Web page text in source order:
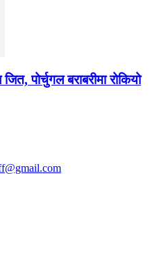
पोर्चुगल बराबरीमा रोकियो